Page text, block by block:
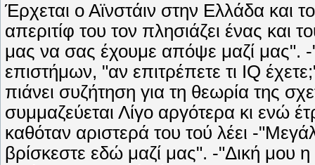
Έρχεται ο Αϊνστάιν στην Ελλάδα και
απεριτίφ του τον πλησιάζει ένας και
μας να σας έχουμε απόψε μαζί μας". -
επιστήμων, "αν επιτρέπετε τι IQ
πιάνει συζήτηση για τη θεωρία της
συμμαζεύεται Λίγο αργότερα κι ενώ
καθόταν αριστερά του τού λέει -
βρίσκεστε εδώ μαζί μας". -"Δική μου η